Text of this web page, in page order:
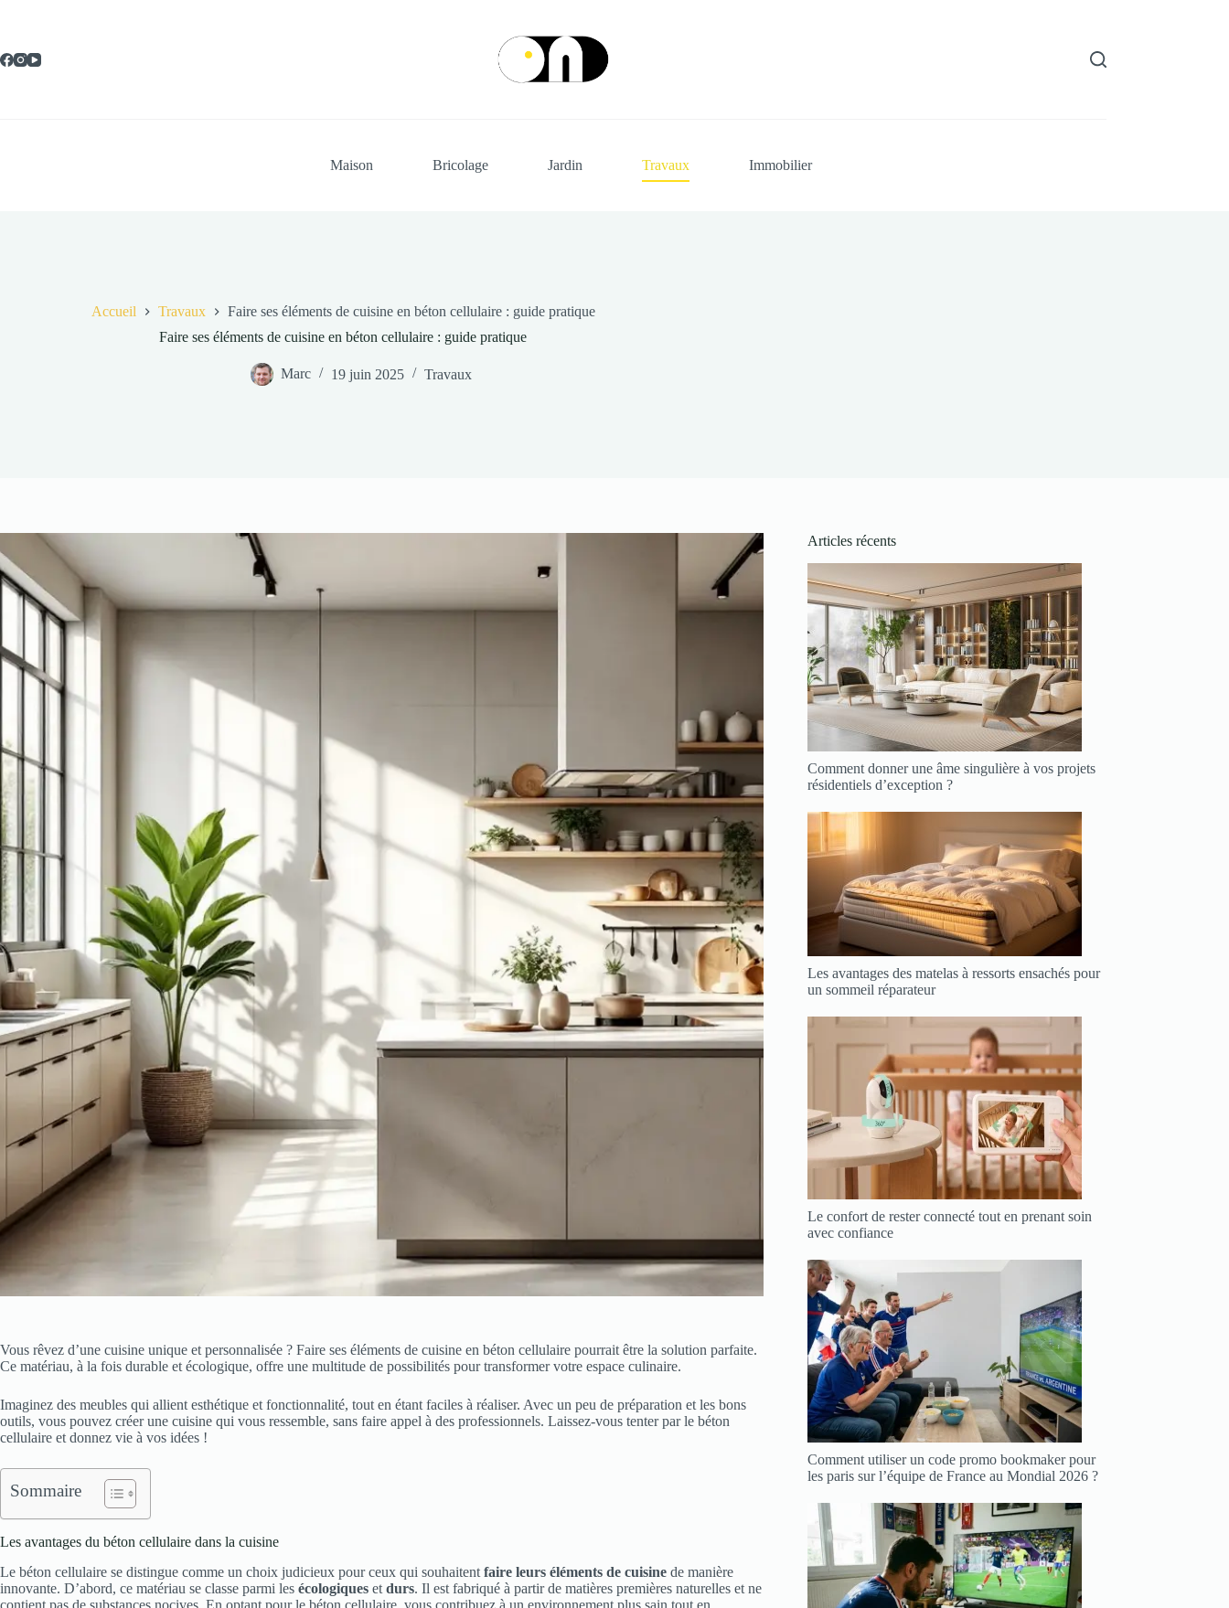
Maison Bricolage Jardin Travaux Immobilier
Accueil Travaux
Faire ses éléments de cuisine en béton cellulaire : guide pratique
Faire ses éléments de cuisine en béton cellulaire : guide pratique
Marc 19 juin 2025 Travaux
Vous rêvez d’une cuisine unique et personnalisée ? Faire ses éléments de cuisine en béton cellulaire pourrait être la solution parfaite.
Ce matériau, à la fois durable et écologique, offre une multitude de possibilités pour transformer votre espace culinaire.
Imaginez des meubles qui allient esthétique et fonctionnalité, tout en étant faciles à réaliser. Avec un peu de préparation et les bons
outils, vous pouvez créer une cuisine qui vous ressemble, sans faire appel à des professionnels. Laissez-vous tenter par le béton
cellulaire et donnez vie à vos idées !
Sommaire
Les avantages du béton cellulaire dans la cuisine
Le béton cellulaire se distingue comme un choix judicieux pour ceux qui souhaitent faire leurs éléments de cuisine de manière
innovante. D’abord, ce matériau se classe parmi les écologiques et durs. Il est fabriqué à partir de matières premières naturelles et ne
contient pas de substances nocives. En optant pour le béton cellulaire, vous contribuez à un environnement plus sain tout en
Articles récents
Comment donner une âme singulière à vos projets
résidentiels d’exception ?
Les avantages des matelas à ressorts ensachés pour
un sommeil réparateur
Le confort de rester connecté tout en prenant soin
avec confiance
Comment utiliser un code promo bookmaker pour
les paris sur l’équipe de France au Mondial 2026 ?